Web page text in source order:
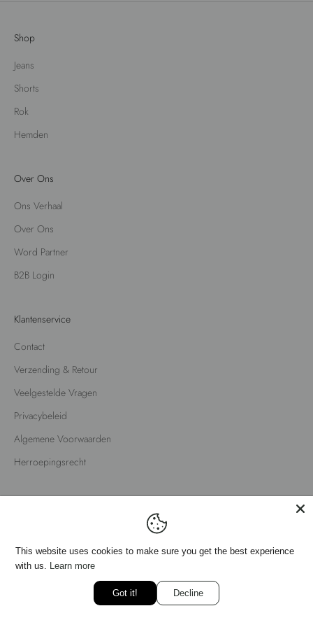
Shop
Jeans
Shorts
Rok
Hemden
Over Ons
Ons Verhaal
Over Ons
Word Partner
B2B Login
Klantenservice
Contact
Verzending & Retour
Veelgestelde Vragen
Privacybeleid
Algemene Voorwaarden
Herroepingsrecht
Taal
English
© 2026 - Fox Factor
This website uses cookies to make sure you get the best
experience with us.
Got it! Decline